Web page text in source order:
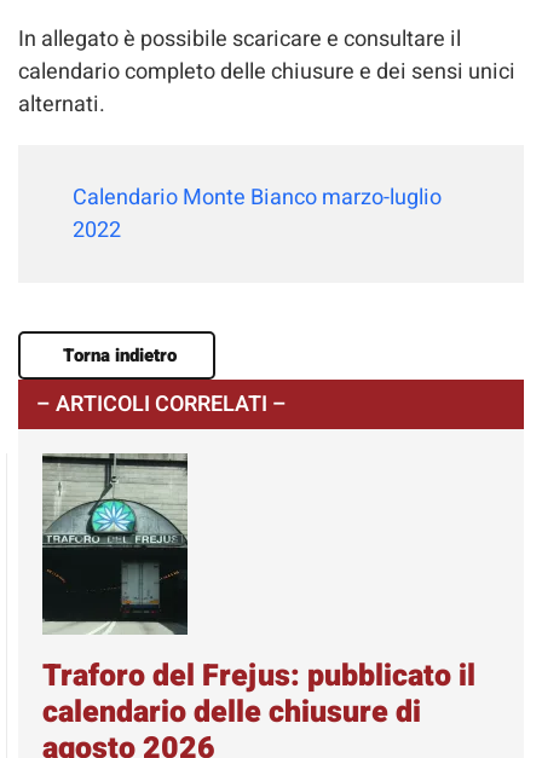
In allegato è possibile scaricare e consultare il
calendario completo delle chiusure e dei sensi unici
alternati.
Calendario Monte Bianco marzo-luglio
2022
Torna indietro
– ARTICOLI CORRELATI –
Traforo del Frejus: pubblicato il
calendario delle chiusure di
agosto 2026